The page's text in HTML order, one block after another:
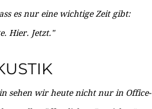
es nur eine wichtige Zeit gibt:
Hier. Jetzt."
sehen wir heute nicht nur in Office-